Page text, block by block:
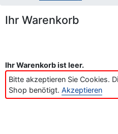
Ihr Warenkorb
Ihr Warenkorb ist leer.
Bitte akzeptieren Sie Cookies.
Shop benötigt. Akzeptieren